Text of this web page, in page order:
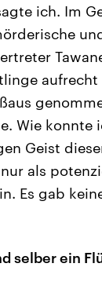
ich. Im
Wie konnte
Geist
als
Es gab
selber ein